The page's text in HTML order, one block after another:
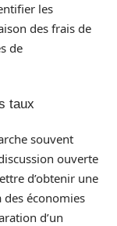
les
des frais de
de
taux
souvent
ouverte
d’obtenir une
économies
d’un